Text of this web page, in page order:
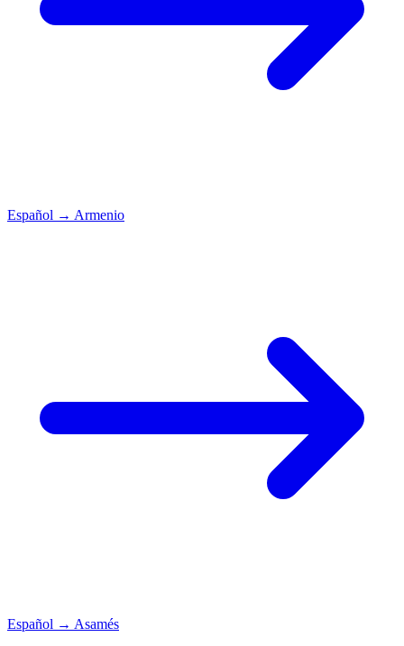
Español → Armenio
Español → Asamés